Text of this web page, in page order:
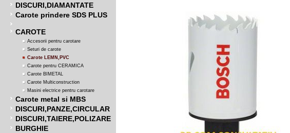
DISCURI,DIAMANTATE
Carote prindere SDS PLUS
CAROTE
Accesorii pentru carotare
Seturi de carote
Carote LEMN,PVC
Carote pentru CERAMICA
Carote BIMETAL
Carote Multiconstruction
Masini electrice pentru carotare
Carote metal si MBS
DISCURI,PANZE,CIRCULAR
DISCURI,TAIERE,POLIZARE
BURGHIE